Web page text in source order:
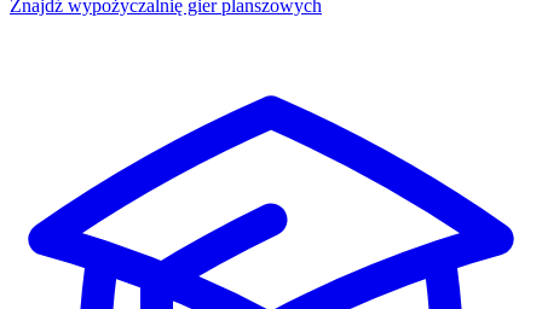
Znajdź wypożyczalnię gier planszowych